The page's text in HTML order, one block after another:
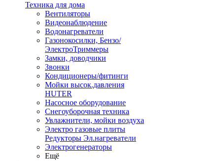
Техника для дома
Вентиляторы
Видеонаблюдение
Водонагреватели
Газонокосилки, Бензо/
ЭлектроТриммеры
Замки, доводчики
Звонки
Кондиционеры/фитинги
Мойки высок.давления
HUTER
Насосное оборудование
Снегоуборочная техника
Увлажнители, мойки воздуха
Электро газовые плиты
Редукторы Эл.нагреватели
Электрогенераторы
Ещё